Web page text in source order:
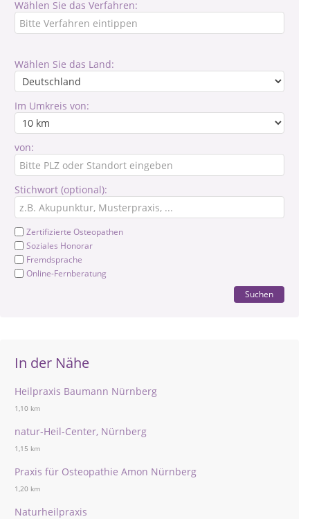
Wählen Sie das Verfahren:
Wählen Sie das Land:
Im Umkreis von:
von:
Stichwort (optional):
Zertifizierte Osteopathen
Soziales Honorar
Fremdsprache
Online-Fernberatung
Suchen
In der Nähe
Heilpraxis Baumann Nürnberg
1,10 km
natur-Heil-Center, Nürnberg
1,15 km
Praxis für Osteopathie Amon Nürnberg
1,20 km
Naturheilpraxis